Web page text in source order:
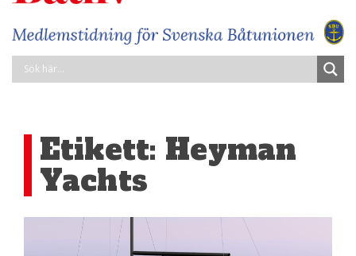
Etikett: Heyman
Yachts